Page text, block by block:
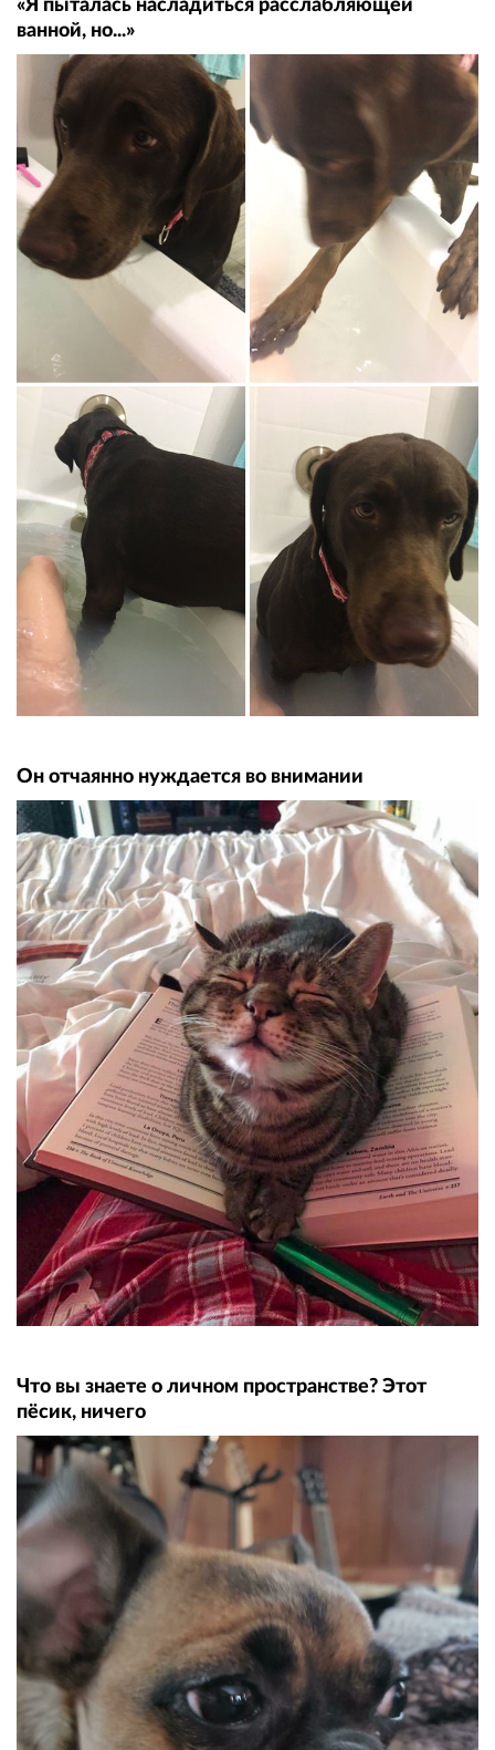
«Я пыталась насладиться расслабляющей
ванной, но...»
Он отчаянно нуждается во внимании
Что вы знаете о личном пространстве? Этот
пёсик, ничего